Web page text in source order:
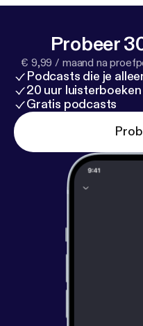
Probeer
€ 9,99 / maand na
Podcasts die je
20 uur luisterboeken
Gratis podcasts